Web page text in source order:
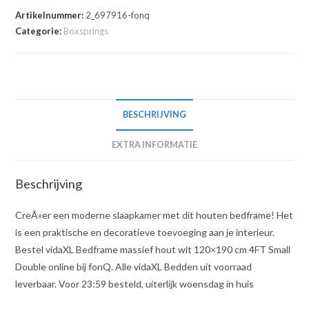
Artikelnummer: 2_697916-fonq
Categorie: Boxsprings
BESCHRIJVING
EXTRA INFORMATIE
Beschrijving
CreÃ«er een moderne slaapkamer met dit houten bedframe! Het
is een praktische en decoratieve toevoeging aan je interieur.
Bestel vidaXL Bedframe massief hout wit 120×190 cm 4FT Small
Double online bij fonQ. Alle vidaXL Bedden uit voorraad
leverbaar. Voor 23:59 besteld, uiterlijk woensdag in huis